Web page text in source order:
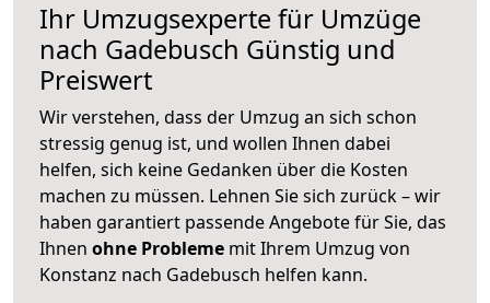
Ihr Umzugsexperte für Umzüge
nach Gadebusch Günstig und
Preiswert
Wir verstehen, dass der Umzug an sich schon
stressig genug ist, und wollen Ihnen dabei
helfen, sich keine Gedanken über die Kosten
machen zu müssen. Lehnen Sie sich zurück – wir
haben garantiert passende Angebote für Sie, das
Ihnen ohne Probleme mit Ihrem Umzug von
Konstanz nach Gadebusch helfen kann.